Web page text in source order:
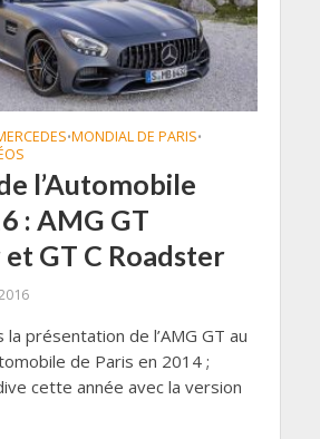
•MONDIAL DE PARIS•
l’Automobile
: AMG GT
GT C Roadster
la présentation de l’AMG GT au
de Paris en 2014 ;
cette année avec la version